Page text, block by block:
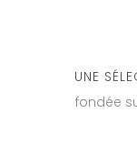
UNE
fondée